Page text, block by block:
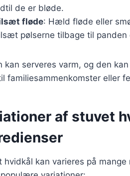
de er bløde.
fløde: Hæld fløde eller
pølserne tilbage til panden
kan serveres varm, og den
familiesammenkomster eller
af stuvet
hvidkål kan varieres på